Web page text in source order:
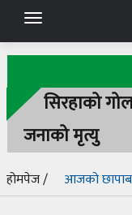
Toggle
navigation
सिरहाको
जनाको मृत्यु
होमपेज / आजको